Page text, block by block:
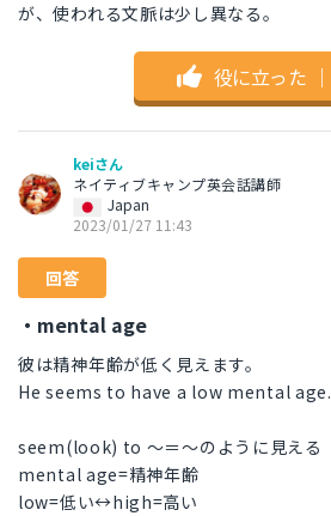
が、使われる文脈は少し異なる。
役に立った ｜
keiさん
ネイティブキャンプ英会話講師
Japan
2023/01/27 11:43
回答
・mental age
彼は精神年齢が低く見えます。
He seems to have a low mental age.
seem(look) to ～＝～のように見える
mental age=精神年齢
low=低い↔high=高い